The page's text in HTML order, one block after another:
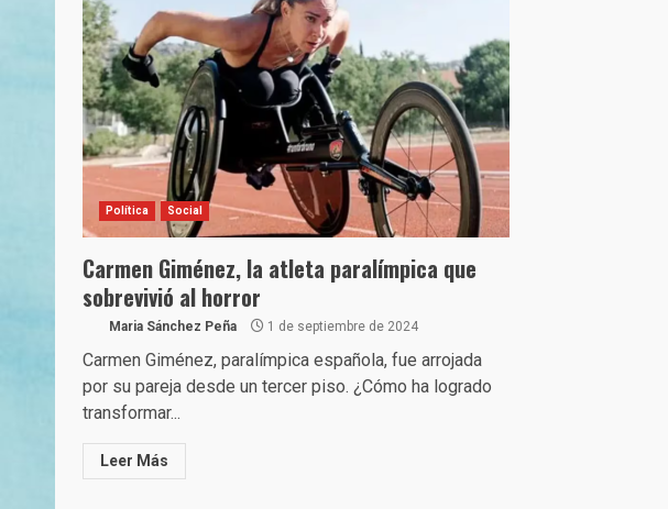
Política Social
Carmen Giménez, la atleta paralímpica que
sobrevivió al horror
Maria Sánchez Peña 1 de septiembre de 2024
Carmen Giménez, paralímpica española, fue arrojada
por su pareja desde un tercer piso. ¿Cómo ha logrado
transformar...
Leer Más